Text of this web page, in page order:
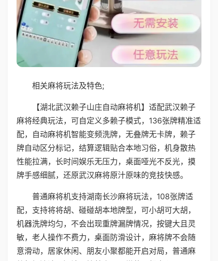
相关麻将玩法及特色;
【湖北武汉赖子山庄自动麻将机】适配武汉赖子
麻将经典玩法，可自定义多赖子模式，136张牌精准适
配，自动麻将机智能变频洗牌，无叠牌无卡牌，赖子
牌自动区分标记，结算逻辑贴合本地习俗，机身散热
性能拉满，长时间娱乐无压力，桌面哑光不反光，摸
牌手感细腻，还原武汉麻将原汁原味的竞技快感。
普通麻将机支持湖南长沙麻将玩法，108张牌适
配，支持将将胡、碰碰胡本地牌型，可小胡可大胡，
机器洗牌均匀，不会出现重牌漏牌情况，按键大且灵
敏，老人操作不费力，桌面防滑设计，麻将牌不会随
意滑动，居家休闲、朋友小聚都能开启对局，普通麻